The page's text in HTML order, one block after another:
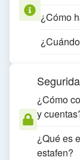
¿Cómo
¿Cómo
y
¿Qué es
estafen?